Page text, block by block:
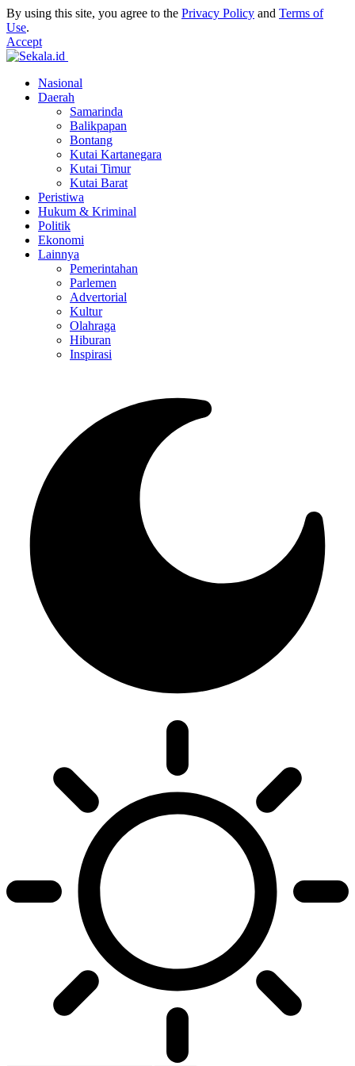
By using this site, you agree to the Privacy Policy and Terms of
Use.
Accept
Nasional
Daerah
Samarinda
Balikpapan
Bontang
Kutai Kartanegara
Kutai Timur
Kutai Barat
Peristiwa
Hukum & Kriminal
Politik
Ekonomi
Lainnya
Pemerintahan
Parlemen
Advertorial
Kultur
Olahraga
Hiburan
Inspirasi